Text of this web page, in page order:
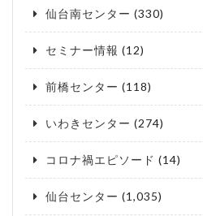
仙台南センター (330)
セミナー情報 (12)
前橋センター (118)
いわきセンター (274)
コロナ禍エピソード (14)
仙台センター (1,035)